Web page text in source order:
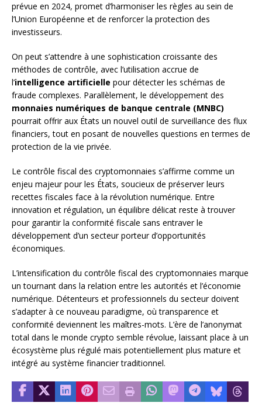
prévue en 2024, promet d’harmoniser les règles au sein de
l’Union Européenne et de renforcer la protection des
investisseurs.
On peut s’attendre à une sophistication croissante des
méthodes de contrôle, avec l’utilisation accrue de
l’intelligence artificielle pour détecter les schémas de
fraude complexes. Parallèlement, le développement des
monnaies numériques de banque centrale (MNBC)
pourrait offrir aux États un nouvel outil de surveillance des flux
financiers, tout en posant de nouvelles questions en termes de
protection de la vie privée.
Le contrôle fiscal des cryptomonnaies s’affirme comme un
enjeu majeur pour les États, soucieux de préserver leurs
recettes fiscales face à la révolution numérique. Entre
innovation et régulation, un équilibre délicat reste à trouver
pour garantir la conformité fiscale sans entraver le
développement d’un secteur porteur d’opportunités
économiques.
L’intensification du contrôle fiscal des cryptomonnaies marque
un tournant dans la relation entre les autorités et l’économie
numérique. Détenteurs et professionnels du secteur doivent
s’adapter à ce nouveau paradigme, où transparence et
conformité deviennent les maîtres-mots. L’ère de l’anonymat
total dans le monde crypto semble révolue, laissant place à un
écosystème plus régulé mais potentiellement plus mature et
intégré au système financier traditionnel.